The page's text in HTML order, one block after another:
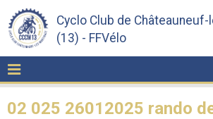
Cyclo Club de
(13) - FFVélo
02 025 26012025 rando